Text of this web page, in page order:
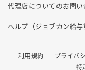
代理店についてのお問い
ヘルプ（ジョブカン給与
利用規約 プライバ
特